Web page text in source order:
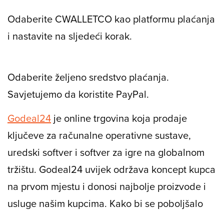
Odaberite CWALLETCO kao platformu plaćanja
i nastavite na sljedeći korak.
Odaberite željeno sredstvo plaćanja.
Savjetujemo da koristite PayPal.
Godeal24 je online trgovina koja prodaje
ključeve za računalne operativne sustave,
uredski softver i softver za igre na globalnom
tržištu. Godeal24 uvijek održava koncept kupca
na prvom mjestu i donosi najbolje proizvode i
usluge našim kupcima. Kako bi se poboljšalo